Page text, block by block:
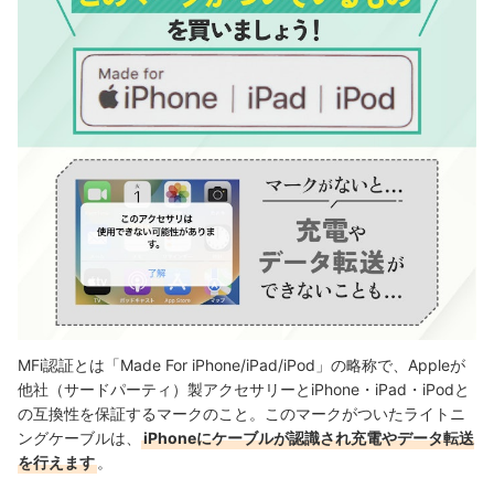
MFi認証とは「Made For iPhone/iPad/iPod」の略称で、Appleが
他社（サードパーティ）製アクセサリーとiPhone・iPad・iPodと
の互換性を保証するマークのこと。このマークがついたライトニ
ングケーブルは、
iPhoneにケーブルが認識され充電やデータ転送
を行えます 。